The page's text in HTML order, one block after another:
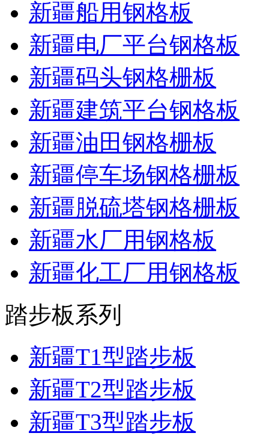
新疆船用钢格板
新疆电厂平台钢格板
新疆码头钢格栅板
新疆建筑平台钢格板
新疆油田钢格栅板
新疆停车场钢格栅板
新疆脱硫塔钢格栅板
新疆水厂用钢格板
新疆化工厂用钢格板
踏步板系列
新疆T1型踏步板
新疆T2型踏步板
新疆T3型踏步板